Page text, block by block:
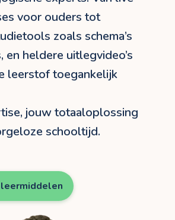
voor ouders tot
zoals schema’s
en heldere uitlegvideo’s
leerstof toegankelijk
jouw totaaloplossing
schooltijd.